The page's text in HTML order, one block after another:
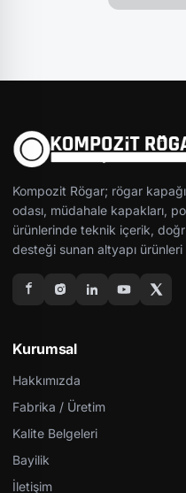
Kompozit Rögar; rögar
odası, müdahale kapakları,
ürünlerinde teknik içerik,
desteği sunan altyapı ürünleri
Kurumsal
Hakkımızda
Fabrika / Üretim
Kalite Belgeleri
Bayilik
İletişim